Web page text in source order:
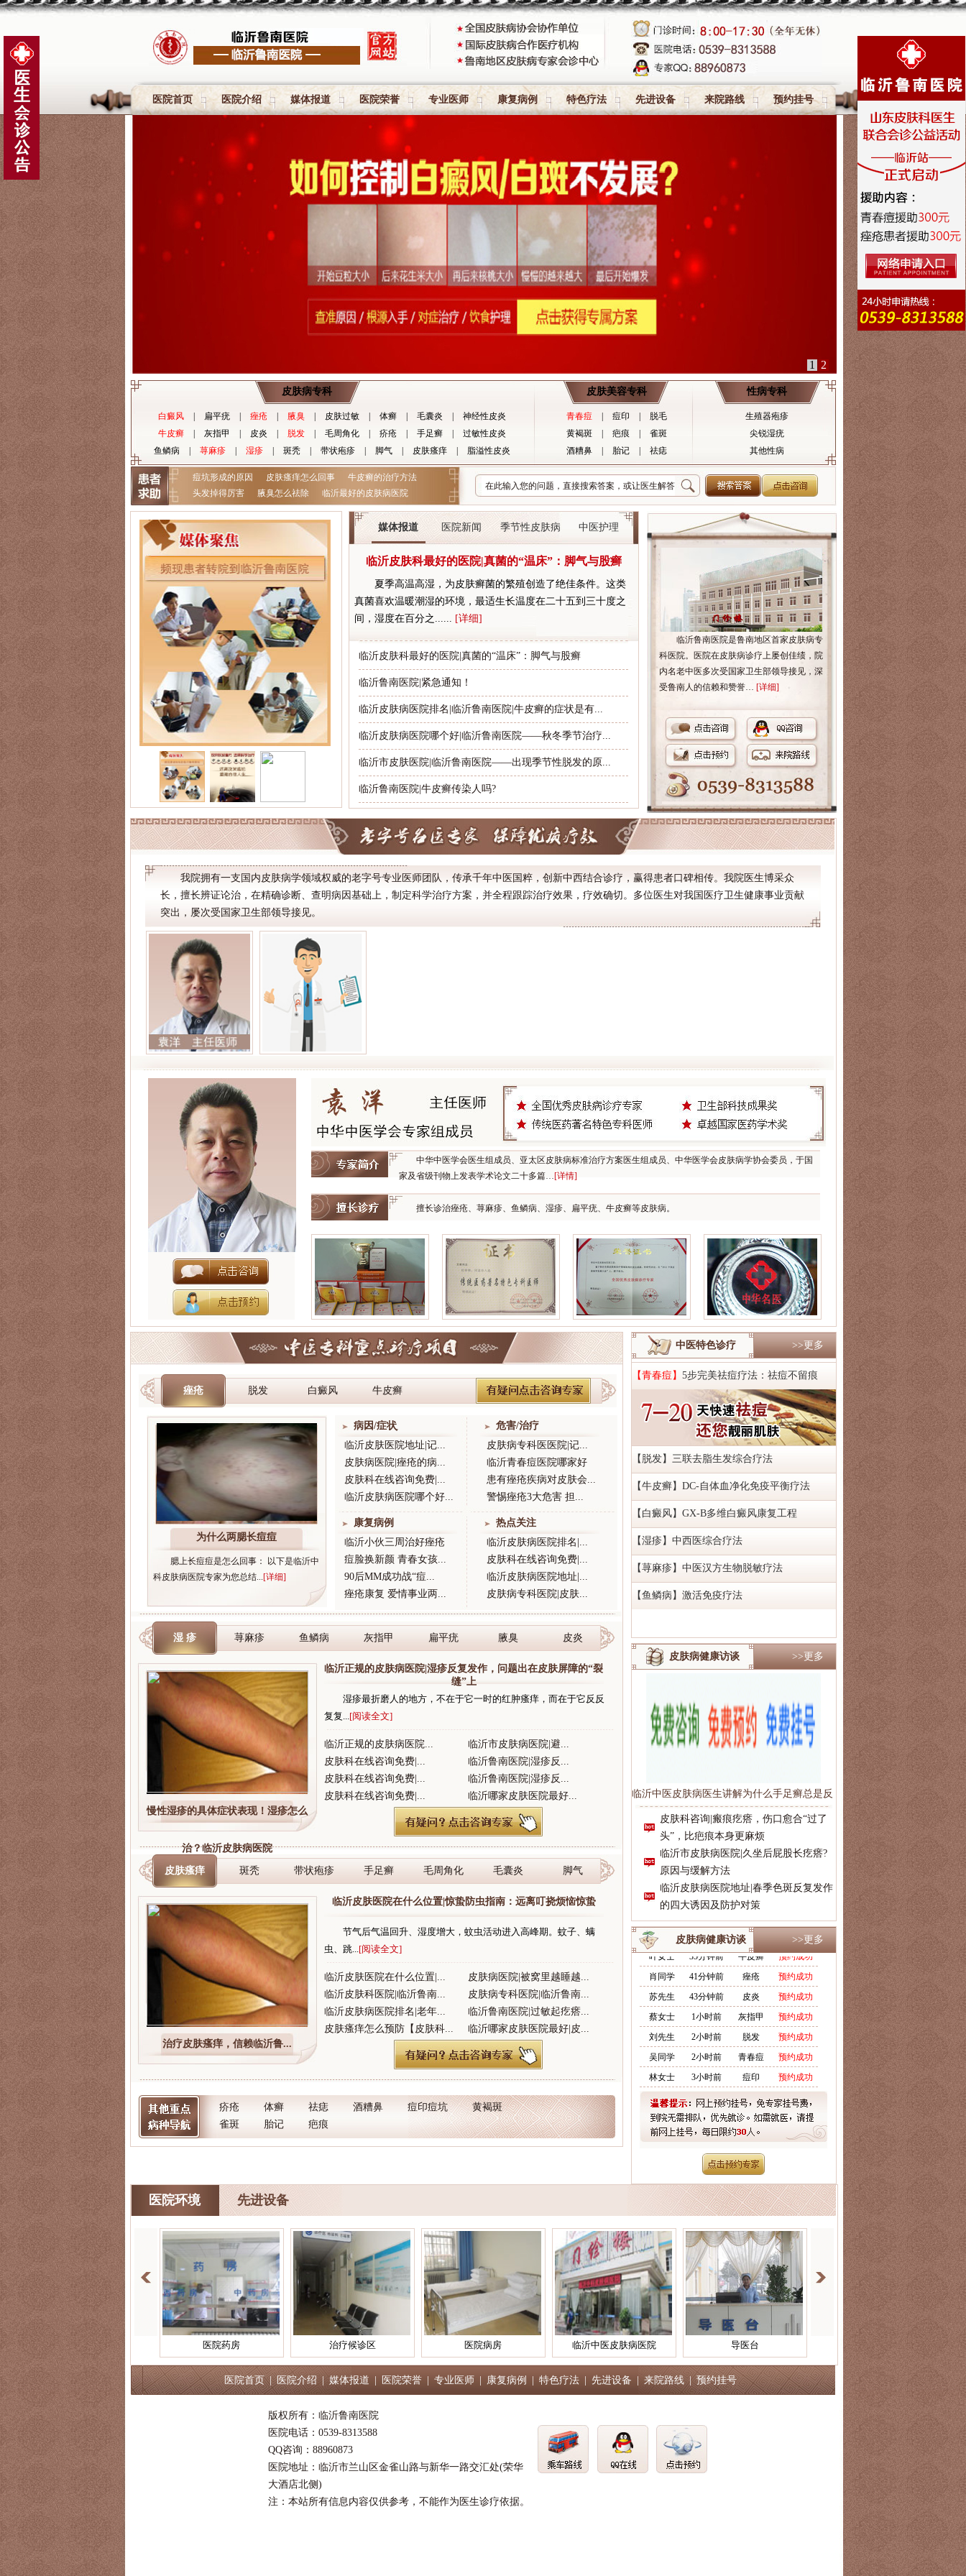
医院首页 医院介绍 媒体报道 医院荣誉 专业医师 康复病例 特色疗法 先进设备 来院路线 预约挂号
皮肤病专科
白癜风 扁平疣 痤疮 腋臭 皮肤过敏 体癣 毛囊炎
神经性皮炎
牛皮癣
灰指甲 皮炎 脱发 毛周角化 疥疮 手足癣
过敏性皮炎
鱼鳞病
荨麻疹 湿疹 斑秃 带状疱疹 脚气 皮肤瘙痒 脂溢性皮炎
皮肤美容专科
青春痘 痘印
脱毛
黄褐斑
疤痕
雀斑
酒糟鼻
胎记 祛痣
性病专科
生殖器疱疹
尖锐湿疣
其他性病
痘坑形成的原因 皮肤瘙痒怎么回事
牛皮癣的治疗方法
头发掉得厉害
腋臭怎么祛除 临沂最好的皮肤病医院
媒体报道 医院新闻 季节性皮肤病 中医护理
临沂皮肤科最好的医院|真菌的“温床”：脚气与股癣
夏季高温高湿，为皮肤癣菌的繁殖创造了绝佳条件。这类
真菌喜欢温暖潮湿的环境，最适生长温度在二十五到三十度之
间，湿度在百分之...... [详细]
临沂皮肤科最好的医院|真菌的“温床”：脚气与股癣
临沂鲁南医院|紧急通知！
临沂皮肤病医院排名|临沂鲁南医院|牛皮癣的症状是有...
临沂皮肤病医院哪个好|临沂鲁南医院——秋冬季节治疗...
临沂市皮肤医院|临沂鲁南医院——出现季节性脱发的原...
临沂鲁南医院|牛皮癣传染人吗?
临沂鲁南医院是鲁南地区首家皮肤病专
科医院。医院在皮肤病诊疗上屡创佳绩，院
内名老中医多次受国家卫生部领导接见，深
受鲁南人的信赖和赞誉… [详细]
我院拥有一支国内皮肤病学领域权威的老字号专业医师团队，传承千年中医国粹，创新中西结合诊疗，赢得患者口碑相传。我院医生博采众
长，擅长辨证论治，在精确诊断、查明病因基础上，制定科学治疗方案，并全程跟踪治疗效果，疗效确切。多位医生对我国医疗卫生健康事业贡献
突出，屡次受国家卫生部领导接见。
中华中医学会医生组成员、亚太区皮肤病标准治疗方案医生组成员、中华医学会皮肤病学协会委员，于国
家及省级刊物上发表学术论文二十多篇…[详情]
擅长诊治痤疮、荨麻疹、鱼鳞病、湿疹、扁平疣、牛皮癣等皮肤病。
痤疮 脱发 白癜风 牛皮癣
为什么两腮长痘痘
腮上长痘痘是怎么回事： 以下是临沂中
科皮肤病医院专家为您总结...[详细]
病因/症状֢
临沂皮肤医院地址|记...
皮肤病医院|痤疮的病...
皮肤科在线咨询免费|...
临沂皮肤病医院哪个好...
危害/治疗
皮肤病专科医医院|记...
临沂青春痘医院哪家好
患有痤疮疾病对皮肤会...
警惕痤疮3大危害 担...
康复病例
临沂小伙三周治好痤疮
痘脸换新颜 青春女孩...
90后MM成功战“痘...
痤疮康复 爱情事业两...
热点关注
临沂皮肤病医院排名|...
皮肤科在线咨询免费|...
临沂皮肤病医院地址|...
皮肤病专科医院|皮肤...
湿 疹 荨麻疹 鱼鳞病 灰指甲 扁平疣 腋臭 皮炎
慢性湿疹的具体症状表现！湿疹怎么
治？临沂皮肤病医院
临沂正规的皮肤病医院|湿疹反复发作，问题出在皮肤屏障的“裂
缝”上
湿疹最折磨人的地方，不在于它一时的红肿瘙痒，而在于它反反
复复...[阅读全文]
临沂正规的皮肤病医院...
临沂市皮肤病医院|避...
皮肤科在线咨询免费|...
临沂鲁南医院|湿疹反...
皮肤科在线咨询免费|...
临沂鲁南医院|湿疹反...
皮肤科在线咨询免费|...
临沂哪家皮肤医院最好...
皮肤瘙痒 斑秃 带状疱疹 手足癣 毛周角化 毛囊炎 脚气
治疗皮肤瘙痒，信赖临沂鲁...
临沂皮肤医院在什么位置|惊蛰防虫指南：远离叮挠烦恼惊蛰
节气后气温回升、湿度增大，蚊虫活动进入高峰期。蚊子、螨
虫、跳...[阅读全文]
临沂皮肤医院在什么位置|...
皮肤病医院|被窝里越睡越...
临沂皮肤科医院|临沂鲁南...
皮肤病专科医院|临沂鲁南...
临沂皮肤病医院排名|老年...
临沂鲁南医院|过敏起疙瘩...
皮肤瘙痒怎么预防【皮肤科...
临沂哪家皮肤医院最好|皮...
疥疮 体癣 祛痣 酒糟鼻 痘印痘坑
黄褐斑
雀斑
胎记 疤痕
中医特色诊疗 >>更多
【青春痘】 5步完美祛痘疗法：祛痘不留痕
【脱发】 三联去脂生发综合疗法
【牛皮癣】 DC-自体血净化免疫平衡疗法
【白癜风】 GX-B多维白癜风康复工程
【湿疹】 中西医综合疗法
【荨麻疹】 中医汉方生物脱敏疗法
【鱼鳞病】 激活免疫疗法
皮肤病健康访谈 >>更多
临沂中医皮肤病医生讲解为什么手足癣总是反
复的发作呢
皮肤科咨询|瘢痕疙瘩，伤口愈合“过了
头”，比疤痕本身更麻烦
临沂市皮肤病医院|久坐后屁股长疙瘩?
原因与缓解方法
临沂皮肤病医院地址|春季色斑反复发作
的四大诱因及防护对策
皮肤病健康访谈 >>更多
刘同学 2分钟前 青春痘
周先生
7分钟前 脱发
预约成功
张女士
12分钟前
杨女士
20分钟前 荨麻疹
预约成功
叶女士
35分钟前 牛皮癣
预约成功
肖同学
41分钟前 痤疮
预约成功
苏先生
43分钟前 皮炎
预约成功
蔡女士
1小时前 灰指甲
预约成功
刘先生
2小时前 脱发
预约成功
吴同学
2小时前 青春痘
预约成功
林女士
3小时前 痘印
预约成功
刘同学
2分钟前 青春痘
预约成功
周先生
7分钟前 脱发
预约成功
张女士
12分钟前 湿疹
预约成功
杨女士
20分钟前 荨麻疹
预约成功
32分钟前 腋臭
35分钟前 牛皮癣
41分钟前 痤疮
预约成功
苏先生
43分钟前 皮炎
预约成功
蔡女士
1小时前 灰指甲
预约成功
刘先生
2小时前 脱发
预约成功
吴同学
2小时前 青春痘
预约成功
林女士
3小时前 痘印 预约成功
医院环境 先进设备
医院药房 治疗候诊区 医院病房 临沂中医皮肤病医院 导医台 医院药房
医院首页 | 医院介绍 媒体报道 医院荣誉 专业医师 康复病例 特色疗法 先进设备 来院路线 | 预约挂号
版权所有：临沂鲁南医院
医院电话：0539-8313588
QQ咨询：88960873
医院地址：临沂市兰山区金雀山路与新华一路交汇处(荣华
大酒店北侧)
注：本站所有信息内容仅供参考，不能作为医生诊疗依据。